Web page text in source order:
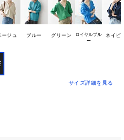
ージュ ブルー グリーン
ロイヤルブル
ー
ネイビー
サイズ詳細を見る